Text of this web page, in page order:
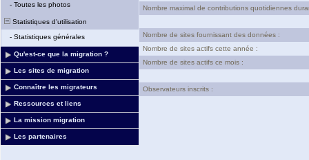
- Toutes les photos
Statistiques d'utilisation
- Statistiques générales
Qu'est-ce que la migration ?
Les sites de migration
Connaître les migrateurs
Ressources et liens
La mission migration
Les partenaires
Nombre maximal de contributions quotidiennes
Nombre de sites fournissant des données :
Nombre de sites actifs cette année :
Nombre de sites actifs ce mois :
Observateurs inscrits :